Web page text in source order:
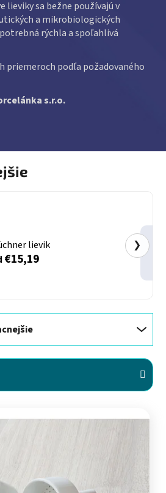
lieviky sa bežne používajú v
a mikrobiologických
rýchla a spoľahlivá
priemeroch podľa požadovaného
s.r.o.
lievik
€15,19
❯